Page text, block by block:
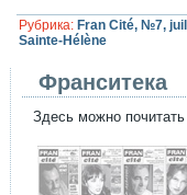
Рубрика: Fran Cité, №7,
Sainte-Hélène
Франситека
Здесь можно